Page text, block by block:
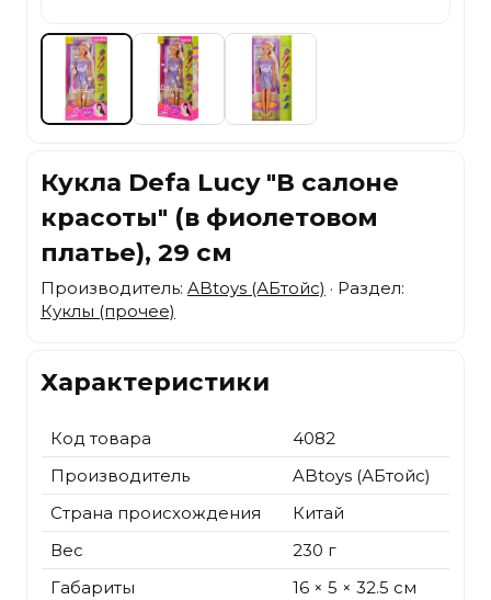
Кукла Defa Lucy "В салоне
красоты" (в фиолетовом
платье), 29 см
Производитель: ABtoys (АБтойс) · Раздел:
Куклы (прочее)
Характеристики
Код товара
4082
Производитель
ABtoys (АБтойс)
Страна происхождения
Китай
Вес
230 г
Габариты
16 × 5 × 32.5 см